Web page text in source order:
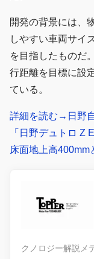
開発の背景には、
しやすい車両サイ
を目指したものだ
行距離を目標に設
ている。
詳細を読む→日野
「日野デュトロ Z
床面地上高400mm
クノロジー解説メ